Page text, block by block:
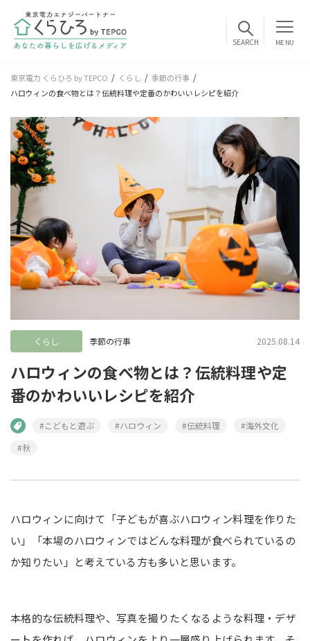
MENU
東京電力 くらひろ by TEPCO くらし
季節の行事
ハロウィンの食べ物とは？伝統料理や定番のかわいいレシピを紹介
2025.08.14
くらし 季節の行事
ハロウィンの食べ物とは？伝統料理や定
番のかわいいレシピを紹介
#こどもと遊ぶ #ハロウィン #伝統料理
#海外文化
#秋
ハロウィンに向けて「子どもが喜ぶハロウィン料理を作りた
い」「本場のハロウィンではどんな料理が食べられているの
か知りたい」と考えている方も多いと思います。
本格的な伝統料理や、写真を撮りたくなるような料理・デザ